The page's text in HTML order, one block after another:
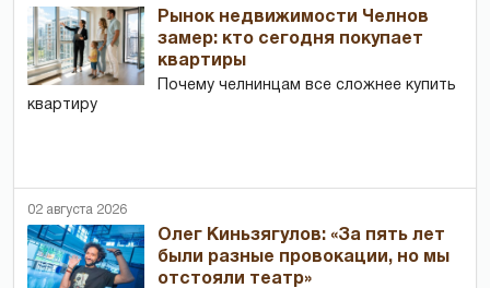
Рынок недвижимости Челнов
замер: кто сегодня покупает
квартиры
Почему челнинцам все сложнее купить
квартиру
02 августа 2026
Олег Киньзягулов: «За пять лет
были разные провокации, но мы
отстояли театр»